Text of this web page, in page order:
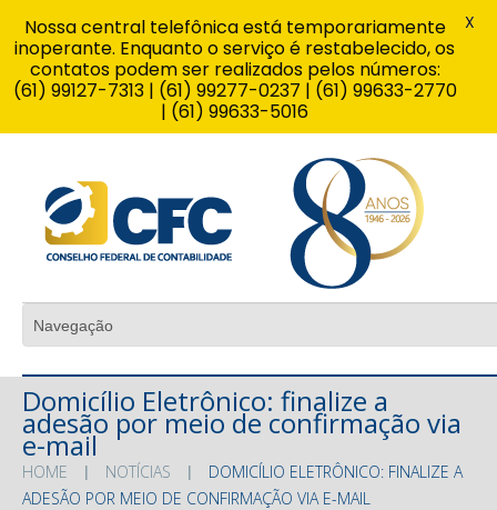
Domicílio Eletrônico: finalize a
adesão por meio de confirmação via
e-mail
HOME NOTÍCIAS
DOMICÍLIO ELETRÔNICO: FINALIZE A
ADESÃO POR MEIO DE CONFIRMAÇÃO VIA E-MAIL
Nossa central telefônica está temporariamente
inoperante. Enquanto o serviço é restabelecido, os
contatos podem ser realizados pelos números:
(61) 99127-7313 | (61) 99277-0237 | (61) 99633-2770
| (61) 99633-5016
X